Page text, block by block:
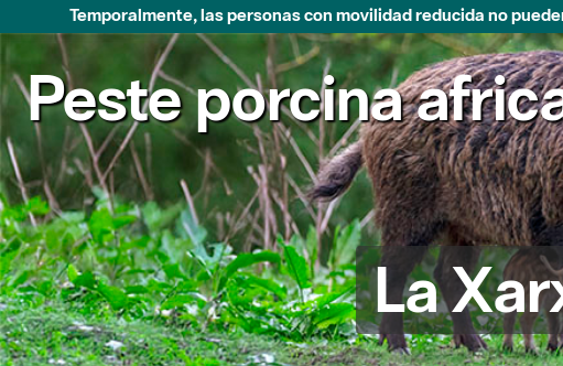
Temporalmente, las personas con movilidad reducida no
Peste porcina
La